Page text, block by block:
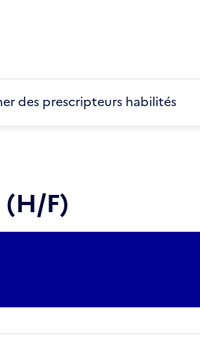
des prescripteurs habilités
F)